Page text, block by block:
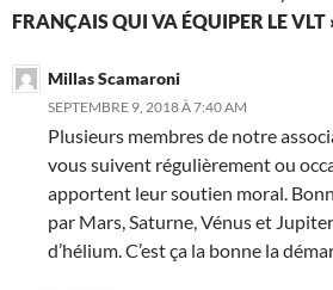
FRANÇAIS QUI VA ÉQUIPER LE VLT
Millas Scamaroni
SEPTEMBRE 9, 2018 À 7:40 AM
Plusieurs membres de notre
vous suivent régulièrement ou
apportent leur soutien moral.
par Mars, Saturne, Vénus et
d’hélium. C’est ça la bonne la